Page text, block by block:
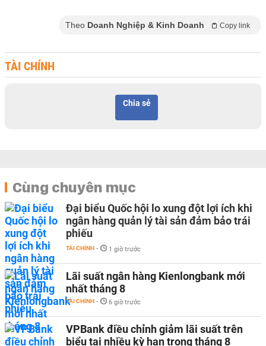
Theo Doanh Nghiệp & Kinh Doanh Copy link
TÀI CHÍNH
Chia sẻ
Cùng chuyên mục
Đại biểu Quốc hội lo xung đột lợi ích khi
ngân hàng quản lý tài sản đảm bảo trái
phiếu
TÀI CHÍNH - 1 giờ trước
Lãi suất ngân hàng Kienlongbank mới
nhất tháng 8
TÀI CHÍNH - 6 giờ trước
VPBank điều chỉnh giảm lãi suất trên
biểu tại nhiều kỳ hạn trong tháng 8